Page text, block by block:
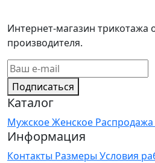
Интернет-магазин трикотажа
производителя.
Подписаться
Каталог
МужскоеЖенское Распродажа
Информация
Контакты Размеры Условия